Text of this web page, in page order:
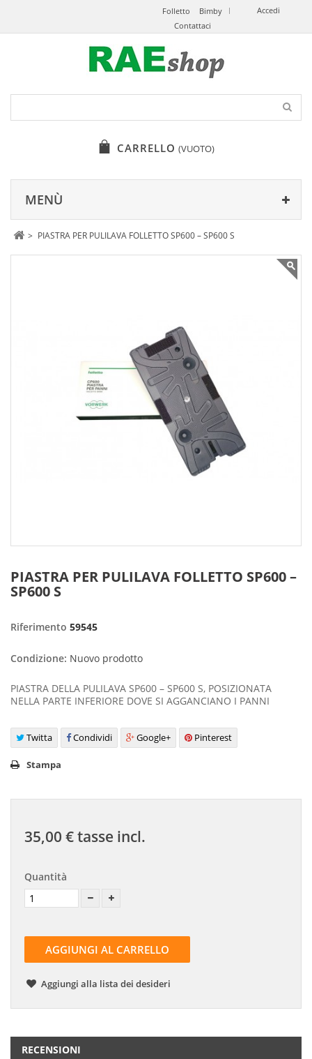
Accedi
Folletto
Bimby
Contattaci
CARRELLO (VUOTO)
MENÙ
> PIASTRA PER PULILAVA FOLLETTO SP600 – SP600 S
PIASTRA PER PULILAVA FOLLETTO SP600 –
SP600 S
Riferimento 59545
Condizione: Nuovo prodotto
PIASTRA DELLA PULILAVA SP600 – SP600 S, POSIZIONATA
NELLA PARTE INFERIORE DOVE SI AGGANCIANO I PANNI
Twitta Condividi Google+ Pinterest
Stampa
35,00 €tasse incl.
Quantità
AGGIUNGI AL CARRELLO
Aggiungi alla lista dei desideri
RECENSIONI